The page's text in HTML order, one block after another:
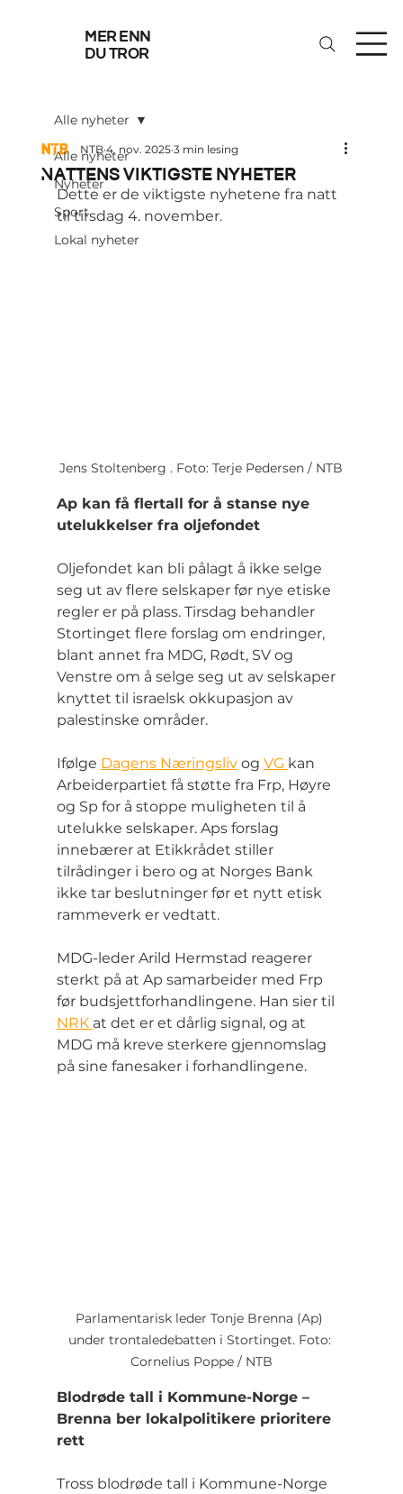
mer enn
du tror
Alle nyheter
Nyheter
Sport
Lokal nyheter
Alle nyheter
Nattens viktigste nyheter
NTB 4. nov. 2025 3 min lesing
Dette er de viktigste nyhetene fra natt
til tirsdag 4. november.
Jens Stoltenberg . Foto: Terje Pedersen / NTB
Ap kan få flertall for å stanse nye
utelukkelser fra oljefondet
Oljefondet kan bli pålagt å ikke selge
seg ut av flere selskaper før nye etiske
regler er på plass. Tirsdag behandler
Stortinget flere forslag om endringer,
blant annet fra MDG, Rødt, SV og
Venstre om å selge seg ut av selskaper
knyttet til israelsk okkupasjon av
palestinske områder.
Ifølge Dagens Næringsliv og VG kan
Arbeiderpartiet få støtte fra Frp, Høyre
og Sp for å stoppe muligheten til å
utelukke selskaper. Aps forslag
innebærer at Etikkrådet stiller
tilrådinger i bero og at Norges Bank
ikke tar beslutninger før et nytt etisk
rammeverk er vedtatt.
MDG-leder Arild Hermstad reagerer
sterkt på at Ap samarbeider med Frp
før budsjettforhandlingene. Han sier til
NRK at det er et dårlig signal, og at
MDG må kreve sterkere gjennomslag
på sine fanesaker i forhandlingene.
Parlamentarisk leder Tonje Brenna (Ap)
under trontaledebatten i Stortinget. Foto:
Cornelius Poppe / NTB
Blodrøde tall i Kommune-Norge –
Brenna ber lokalpolitikere prioritere
rett
Tross blodrøde tall i Kommune-Norge